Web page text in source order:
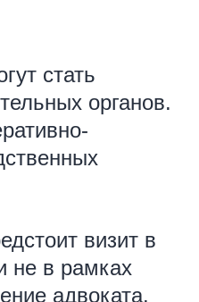
стать
органов.
визит в
не в рамках
адвоката.